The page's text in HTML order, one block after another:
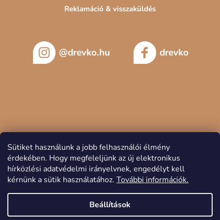
Sütiket használunk a jobb felhasználói élmény
érdekében. Hogy megfeleljünk az új elektronikus
hírközlési adatvédelmi irányelvnek, engedélyt kell
kérnünk a sütik használatához. További információk.
Beállítások
Reklamáció & visszaküldés
@drevko.hu drevko